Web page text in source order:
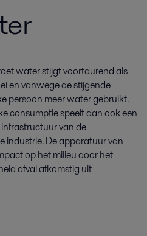
water stijgt voortdurend als
en vanwege de stijgende
persoon meer water gebruikt.
consumptie speelt dan ook een
van de
industrie. De apparatuur van
op het milieu door het
afval afkomstig uit